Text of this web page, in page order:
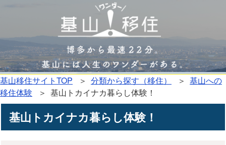
基山移住サイトTOP ＞ 分類から探す（移住） ＞ 基山への
移住体験 ＞ 基山トカイナカ暮らし体験！
基山トカイナカ暮らし体験！